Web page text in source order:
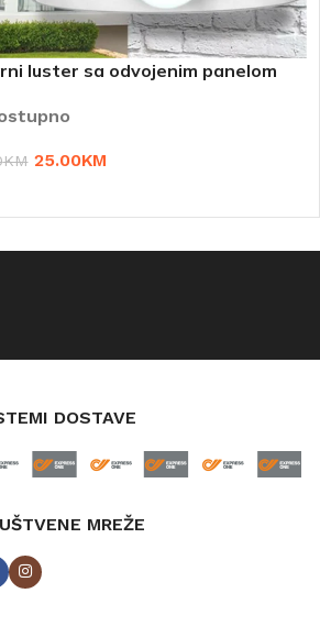
luster sa odvojenim panelom
KM 25.00KM
DOSTAVE
MREŽE